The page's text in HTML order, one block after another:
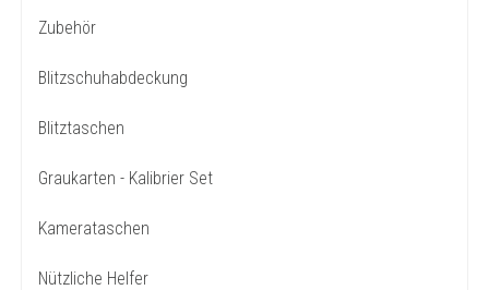
Zubehör
Blitzschuhabdeckung
Blitztaschen
Graukarten - Kalibrier Set
Kamerataschen
Nützliche Helfer